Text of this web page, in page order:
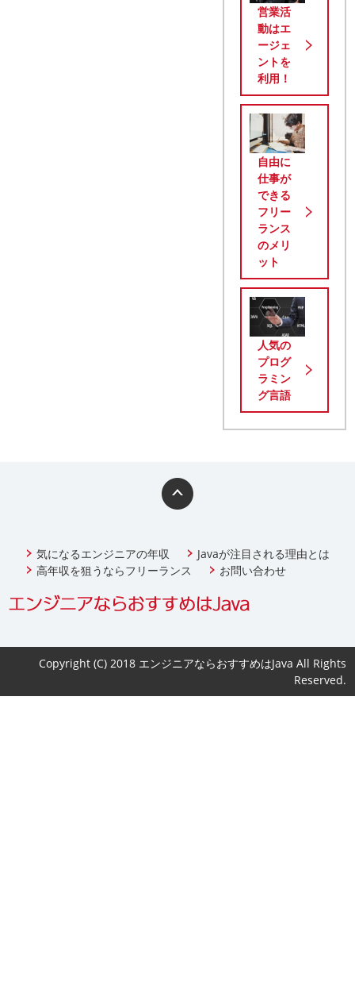
営業活
動はエ
ージェ
ントを
利用！
自由に
仕事が
できる
フリー
ランス
のメリ
ット
人気の
プログ
ラミン
グ言語
気になるエンジニアの年収
Javaが注目される理由とは
高年収を狙うならフリーランス
お問い合わせ
Copyright (C) 2018 エンジニアならおすすめはJava All Rights
Reserved.